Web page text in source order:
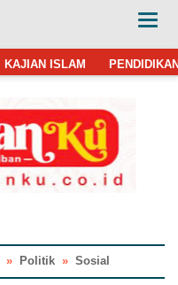
KAJIAN ISLAM
» Politik » Sosial